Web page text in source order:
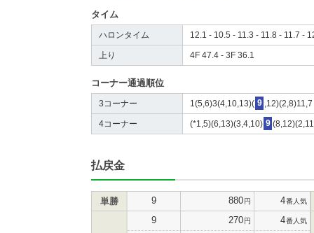
タイム
ハロンタイム 12.1 - 10.5 - 11.3 - 11.8 - 11.7 -
上り 4F 47.4 - 3F 36.1
コーナー通過順位
3コーナー 1(5,6)3(4,10,13)( 9 ,12)(2,8)11,7
4コーナー (*1,5)(6,13)(3,4,10) 9
払戻金
単勝 9 880円 4番人気
9 270円 4番人気